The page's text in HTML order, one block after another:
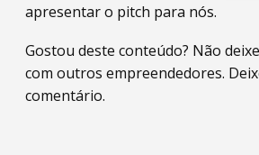
apresentar o pitch para nós.
Gostou deste conteúdo? Não
com outros empreendedores.
comentário.